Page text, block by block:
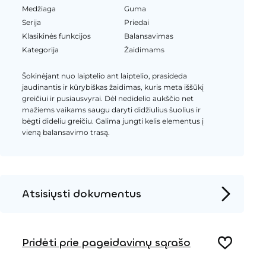
Medžiaga
Guma
Serija
Priedai
Klasikinės funkcijos
Balansavimas
Kategorija
Žaidimams
Šokinėjant nuo laiptelio ant laiptelio, prasideda
jaudinantis ir kūrybiškas žaidimas, kuris meta iššūkį
greičiui ir pusiausvyrai. Dėl nedidelio aukščio net
mažiems vaikams saugu daryti didžiulius šuolius ir
bėgti dideliu greičiu. Galima jungti kelis elementus į
vieną balansavimo trasą.
Atsisiųsti dokumentus
Pridėti prie pageidavimų sąrašo